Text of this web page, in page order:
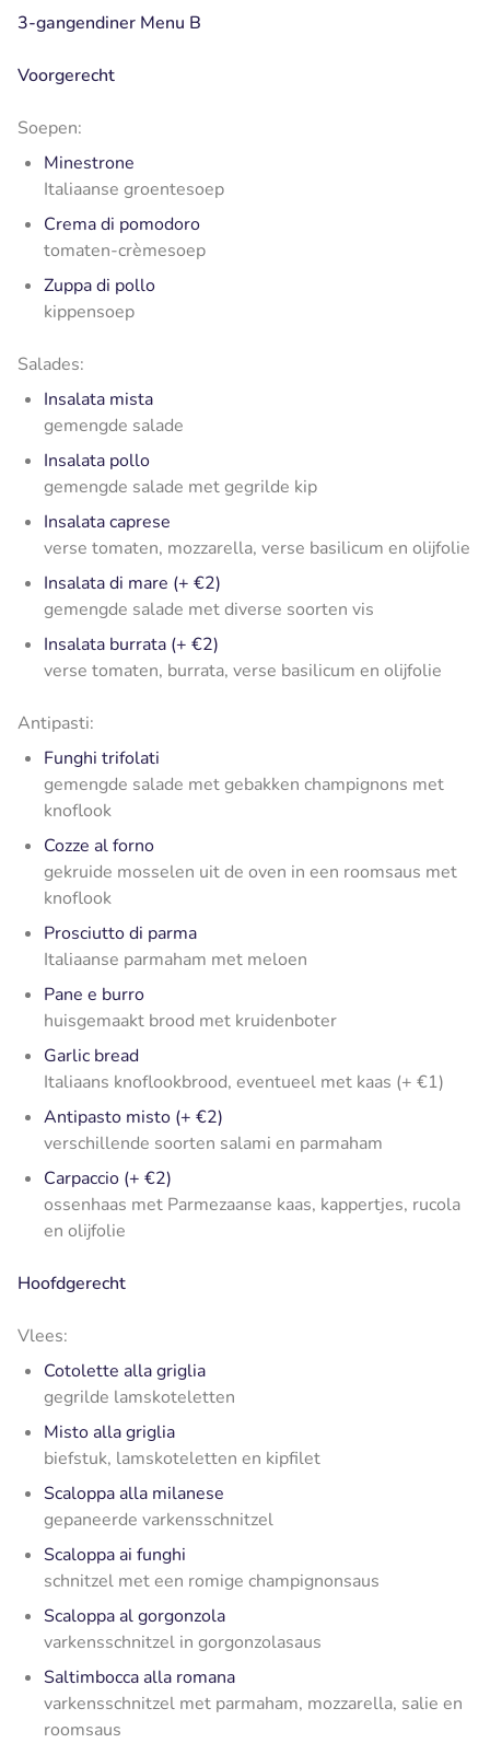
3-gangendiner Menu B
Voorgerecht
Soepen:
Minestrone
Italiaanse groentesoep
Crema di pomodoro
tomaten-crèmesoep
Zuppa di pollo
kippensoep
Salades:
Insalata mista
gemengde salade
Insalata pollo
gemengde salade met gegrilde kip
Insalata caprese
verse tomaten, mozzarella, verse basilicum en olijfolie
Insalata di mare (+ €2)
gemengde salade met diverse soorten vis
Insalata burrata (+ €2)
verse tomaten, burrata, verse basilicum en olijfolie
Antipasti:
Funghi trifolati
gemengde salade met gebakken champignons met
knoflook
Cozze al forno
gekruide mosselen uit de oven in een roomsaus met
knoflook
Prosciutto di parma
Italiaanse parmaham met meloen
Pane e burro
huisgemaakt brood met kruidenboter
Garlic bread
Italiaans knoflookbrood, eventueel met kaas (+ €1)
Antipasto misto (+ €2)
verschillende soorten salami en parmaham
Carpaccio (+ €2)
ossenhaas met Parmezaanse kaas, kappertjes, rucola
en olijfolie
Hoofdgerecht
Vlees:
Cotolette alla griglia
gegrilde lamskoteletten
Misto alla griglia
biefstuk, lamskoteletten en kipfilet
Scaloppa alla milanese
gepaneerde varkensschnitzel
Scaloppa ai funghi
schnitzel met een romige champignonsaus
Scaloppa al gorgonzola
varkensschnitzel in gorgonzolasaus
Saltimbocca alla romana
varkensschnitzel met parmaham, mozzarella, salie en
roomsaus